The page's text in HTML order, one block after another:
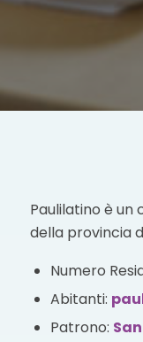
Paulilatino è un
della provincia
Numero
Abitanti:
Patrono: